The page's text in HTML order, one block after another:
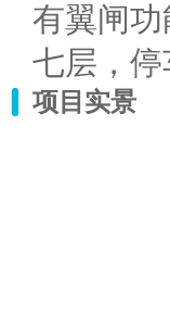
有翼闸
七层，
项目实景